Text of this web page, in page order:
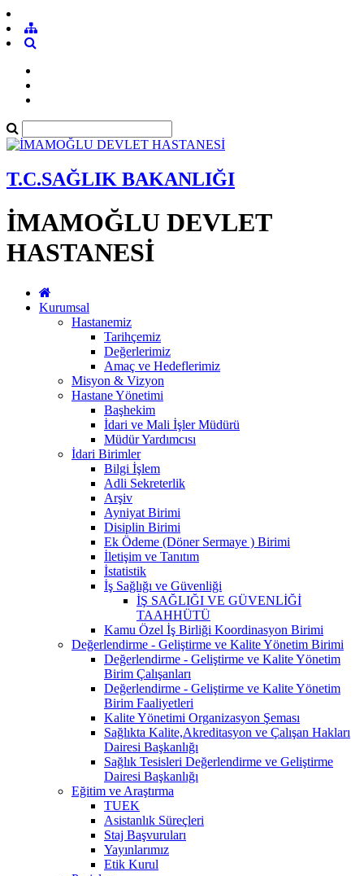
T.C.SAĞLIK BAKANLIĞI
İMAMOĞLU DEVLET
HASTANESİ
Kurumsal
Hastanemiz
Tarihçemiz
Değerlerimiz
Amaç ve Hedeflerimiz
Misyon & Vizyon
Hastane Yönetimi
Başhekim
İdari ve Mali İşler Müdürü
Müdür Yardımcısı
İdari Birimler
Bilgi İşlem
Adli Sekreterlik
Arşiv
Ayniyat Birimi
Disiplin Birimi
Ek Ödeme (Döner Sermaye ) Birimi
İletişim ve Tanıtım
İstatistik
İş Sağlığı ve Güvenliği
İŞ SAĞLIĞI VE GÜVENLİĞİ
TAAHHÜTÜ
Kamu Özel İş Birliği Koordinasyon Birimi
Değerlendirme - Geliştirme ve Kalite Yönetim Birimi
Değerlendirme - Geliştirme ve Kalite Yönetim
Birim Çalışanları
Değerlendirme - Geliştirme ve Kalite Yönetim
Birim Faaliyetleri
Kalite Yönetimi Organizasyon Şeması
Sağlıkta Kalite,Akreditasyon ve Çalışan Hakları
Dairesi Başkanlığı
Sağlık Tesisleri Değerlendirme ve Geliştirme
Dairesi Başkanlığı
Eğitim ve Araştırma
TUEK
Asistanlık Süreçleri
Staj Başvuruları
Yayınlarımız
Etik Kurul